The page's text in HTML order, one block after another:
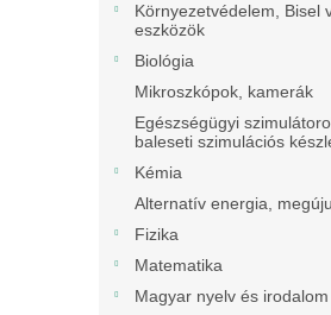
Környezetvédelem, Bisel
eszközök
Biológia
Mikroszkópok, kamerák
Egészségügyi
baleseti szimulációs
Kémia
Alternatív energia,
Fizika
Matematika
Magyar nyelv és irodalom